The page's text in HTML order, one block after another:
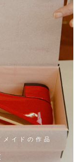
イドの作品